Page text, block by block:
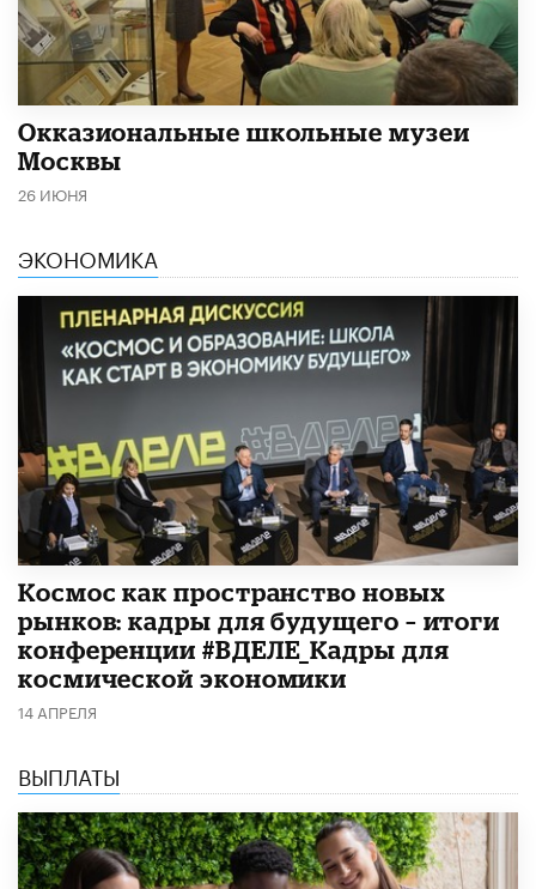
​Окказиональные школьные музеи
Москвы
26 ИЮНЯ
ЭКОНОМИКА
Космос как пространство новых
рынков: кадры для будущего – итоги
конференции #ВДЕЛЕ_Кадры для
космической экономики
14 АПРЕЛЯ
ВЫПЛАТЫ